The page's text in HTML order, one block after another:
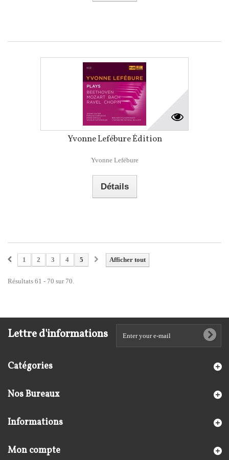
Yvonne Lefébure Édition
Yvonne Lefébure
Détails
Afficher tout
1 2 3 4 5
Résultats 61 - 70 sur 70.
Lettre d'informations
Catégories
Nos Bureaux
Informations
Mon compte